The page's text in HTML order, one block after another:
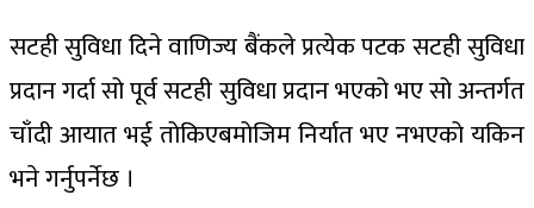
सटही सुविधा दिने वाणिज्य बैंकले प्रत्येक पटक सटही सुविधा
प्रदान गर्दा सो पूर्व सटही सुविधा प्रदान भएको भए सो अन्तर्गत
चाँदी आयात भई तोकिएबमोजिम निर्यात भए नभएको यकिन
भने गर्नुपर्नेछ ।